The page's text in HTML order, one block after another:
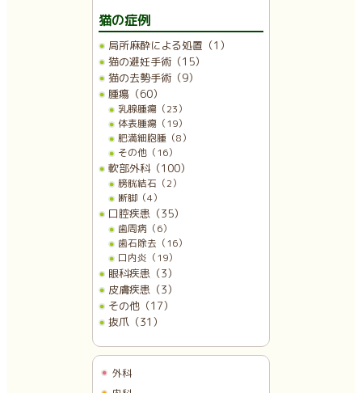
猫の症例
局所麻酔による処置（1）
猫の避妊手術（15）
猫の去勢手術（9）
腫瘍（60）
乳腺腫瘍（23）
体表腫瘍（19）
肥満細胞腫（8）
その他（16）
軟部外科（100）
膀胱結石（2）
断脚（4）
口腔疾患（35）
歯周病（6）
歯石除去（16）
口内炎（19）
眼科疾患（3）
皮膚疾患（3）
その他（17）
抜爪（31）
外科